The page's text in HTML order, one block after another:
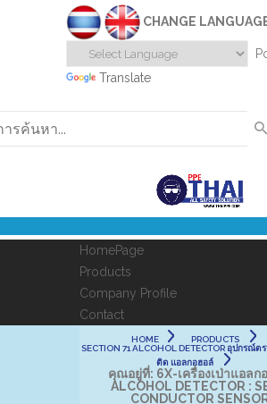
CHANGE
Translate
HomePage
Products
Company Profile
Contact
HOME
PRODUCTS
SECTION 71 ALCOHOL DETECTOR อุปกรณ์ต
ติด แอลกอฮอล์
คุณอยู่ที่: 6X-เครื่องเป่าแอลก
ALCOHOL DETECTOR :
CONDUCTOR